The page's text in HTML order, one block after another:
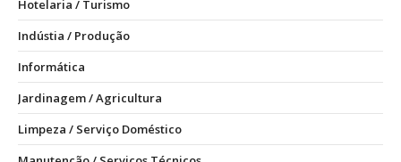
Hotelaria / Turismo
Indústia / Produção
Informática
Jardinagem / Agricultura
Limpeza / Serviço Doméstico